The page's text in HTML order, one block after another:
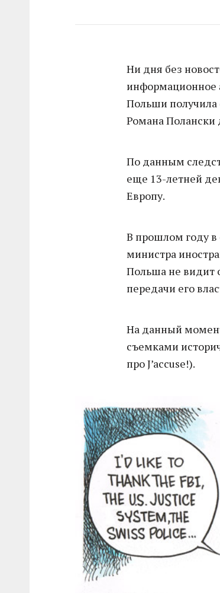
Ни дня без
информационное
Польши
Романа Полански
По данным
еще 13-летней
Европу.
В прошлом году в
министра
Польша не видит
передачи его
На данный
съемками
про J’accuse!).